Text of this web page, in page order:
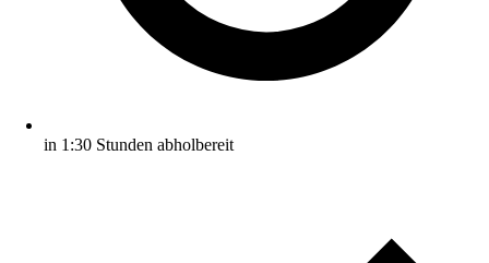
in 1:30 Stunden abholbereit